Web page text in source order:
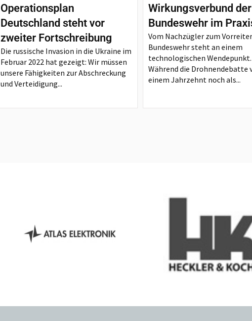
Operationsplan
Deutschland steht vor
zweiter Fortschreibung
Die russische Invasion in die Ukraine im
Februar 2022 hat gezeigt: Wir müssen
unsere Fähigkeiten zur Abschreckung
und Verteidigung...
Wirkungsverbund der
Bundeswehr im
Vom Nachzügler zum
Bundeswehr steht an einem
technologischen Wendepunkt.
Während die Drohnendebatte
einem Jahrzehnt noch als...